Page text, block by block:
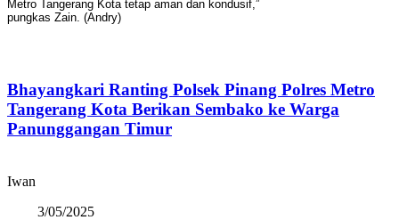
Metro Tangerang Kota tetap aman dan kondusif,”
pungkas Zain. (Andry)
Bhayangkari Ranting Polsek Pinang Polres Metro
Tangerang Kota Berikan Sembako ke Warga
Panunggangan Timur
Iwan
3/05/2025